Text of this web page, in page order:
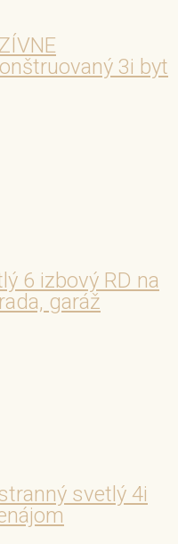
3i byt
6 izbový RD na
garáž
svetlý 4i